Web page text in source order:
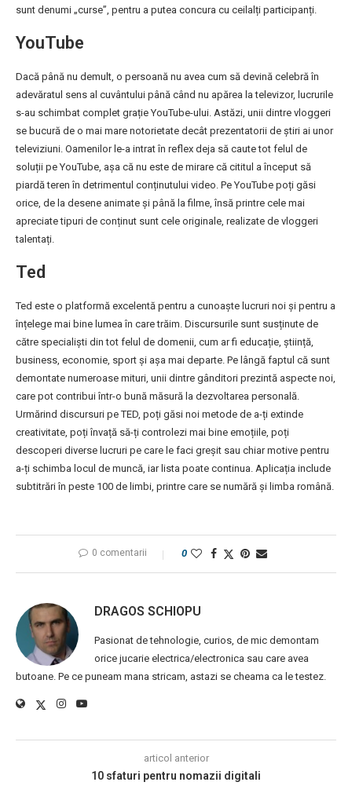
sunt denumi „curse”, pentru a putea concura cu ceilalți participanți.
YouTube
Dacă până nu demult, o persoană nu avea cum să devină celebră în
adevăratul sens al cuvântului până când nu apărea la televizor, lucrurile
s-au schimbat complet grație YouTube-ului. Astăzi, unii dintre vloggeri
se bucură de o mai mare notorietate decât prezentatorii de știri ai unor
televiziuni. Oamenilor le-a intrat în reflex deja să caute tot felul de
soluții pe YouTube, așa că nu este de mirare că cititul a început să
piardă teren în detrimentul conținutului video. Pe YouTube poți găsi
orice, de la desene animate și până la filme, însă printre cele mai
apreciate tipuri de conținut sunt cele originale, realizate de vloggeri
talentați.
Ted
Ted este o platformă excelentă pentru a cunoaște lucruri noi și pentru a
înțelege mai bine lumea în care trăim. Discursurile sunt susținute de
către specialiști din tot felul de domenii, cum ar fi educație, știință,
business, economie, sport și așa mai departe. Pe lângă faptul că sunt
demontate numeroase mituri, unii dintre gânditori prezintă aspecte noi,
care pot contribui într-o bună măsură la dezvoltarea personală.
Urmărind discursuri pe TED, poți găsi noi metode de a-ți extinde
creativitate, poți învață să-ți controlezi mai bine emoțiile, poți
descoperi diverse lucruri pe care le faci greșit sau chiar motive pentru
a-ți schimba locul de muncă, iar lista poate continua. Aplicația include
subtitrări în peste 100 de limbi, printre care se numără și limba română.
0 comentarii 0
DRAGOS SCHIOPU
Pasionat de tehnologie, curios, de mic demontam
orice jucarie electrica/electronica sau care avea
butoane. Pe ce puneam mana stricam, astazi se cheama ca le testez.
articol anterior
10 sfaturi pentru nomazii digitali